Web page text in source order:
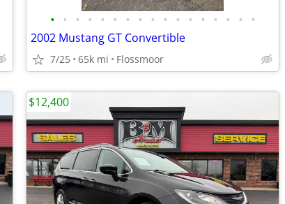
• • • • • • • • • • • • • • • • •
2002 Mustang GT Convertible
7/25 65k mi Flossmoor
$12,400